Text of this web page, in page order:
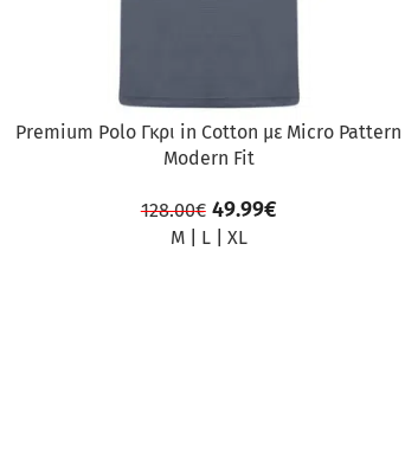
Premium Polo Γκρι in Cotton με Micro Pattern
Modern Fit
128.00€ 49.99€
M| L| XL